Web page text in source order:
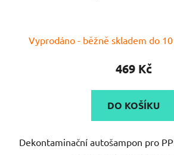
produktu
5,0
z
Vyprodáno - běžně skladem do
469 Kč
DO KOŠÍKU
Dekontaminační autošampon pro